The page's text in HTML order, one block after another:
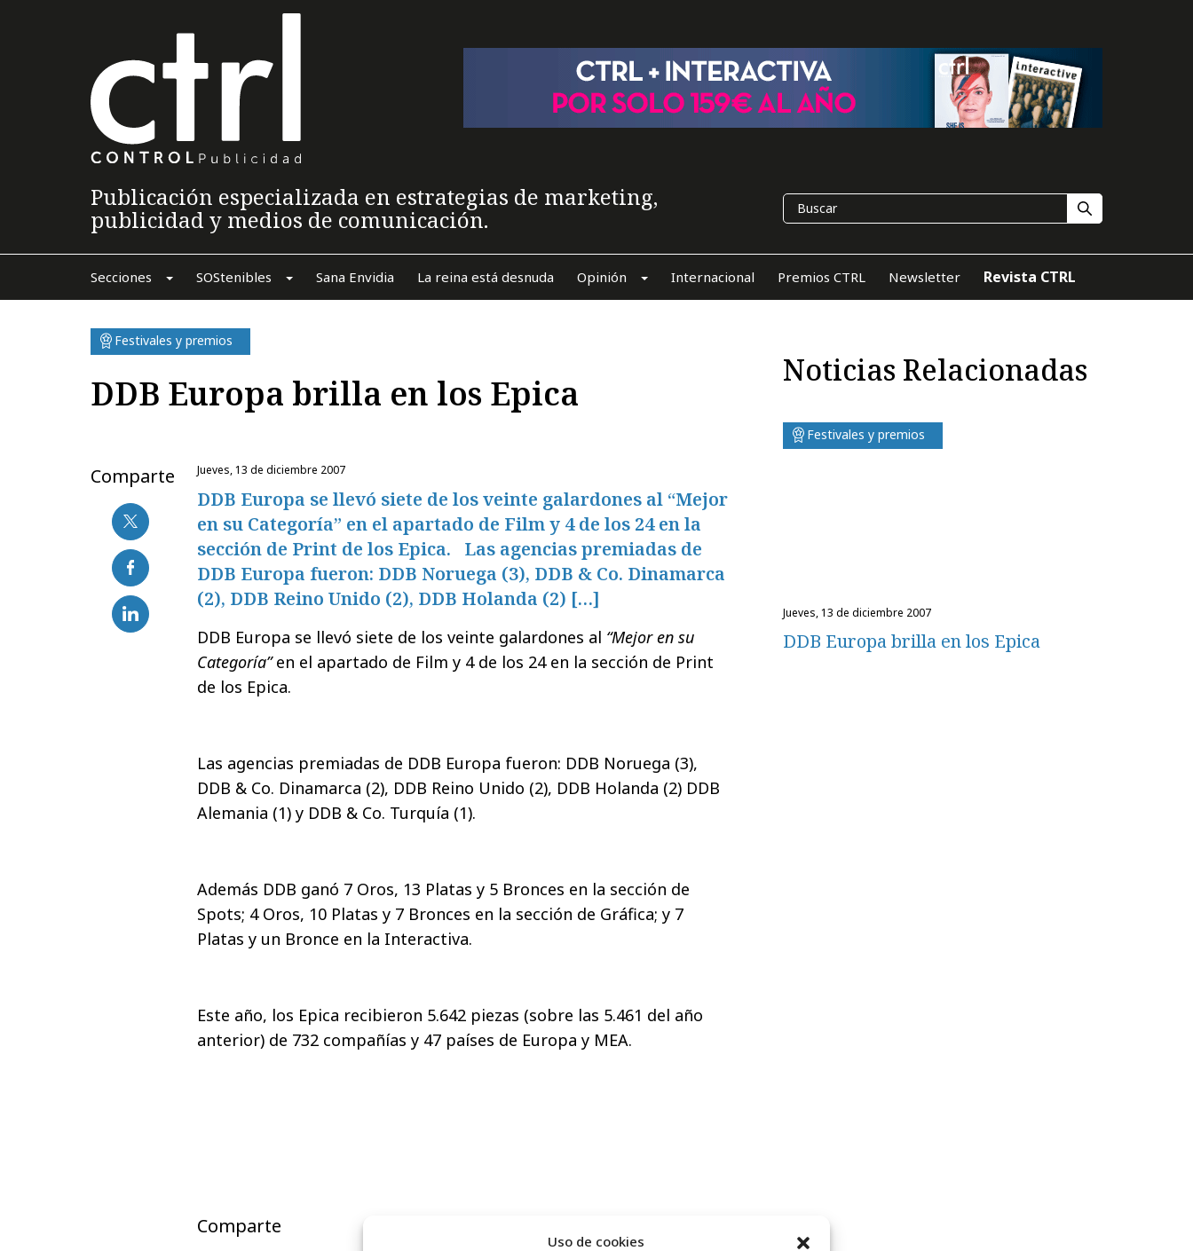
Uso de cookies
Publicación especializada en estrategias de marketing,
publicidad y medios de comunicación.
Secciones SOStenibles Sana Envidia La reina está desnuda Opinión Internacional Premios CTRL Newsletter Revista CTRL
Festivales y premios
DDB Europa brilla en los Epica
Comparte jueves, 13 de diciembre 2007
DDB Europa se llevó siete de los veinte galardones al “Mejor
en su Categoría” en el apartado de Film y 4 de los 24 en la
sección de Print de los Epica. Las agencias premiadas de
DDB Europa fueron: DDB Noruega (3), DDB & Co. Dinamarca
(2), DDB Reino Unido (2), DDB Holanda (2) […]
DDB Europa se llevó siete de los veinte galardones al “Mejor en su
Categoría”en el apartado de Film y 4 de los 24 en la sección de Print
de los Epica.
Las agencias premiadas de DDB Europa fueron: DDB Noruega (3),
DDB & Co. Dinamarca (2), DDB Reino Unido (2), DDB Holanda (2) DDB
Alemania (1) y DDB & Co. Turquía (1).
Además DDB ganó 7 Oros, 13 Platas y 5 Bronces en la sección de
Spots; 4 Oros, 10 Platas y 7 Bronces en la sección de Gráfica; y 7
Platas y un Bronce en la Interactiva.
Este año, los Epica recibieron 5.642 piezas (sobre las 5.461 del año
anterior) de 732 compañías y 47 países de Europa y MEA.
Comparte
Noticias Relacionadas
Festivales y premios
jueves, 13 de diciembre 2007
DDB Europa brilla en los Epica